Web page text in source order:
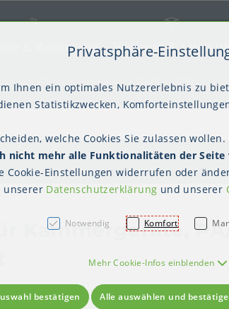
Tisch Gastroverpackungen
& Reinigung
(PSA) Hygienepapiere
Versand &
Palettensicherung Polstern &
Einweghauben Mundschutz
Kammergeräte,
Privatsphäre-
Ihnen ein optimales Nutzererlebnis zu
Statistikzwecken,
welche Cookies Sie zulassen wollen.
nicht mehr alle Funktionalitäten der Seite
Cookie-Einstellungen widerrufen oder
unserer Datenschutzerklärung und unserer
Notwendig Komfort
Mehr Cookie-Infos einblenden
bestätigen Alle auswählen und